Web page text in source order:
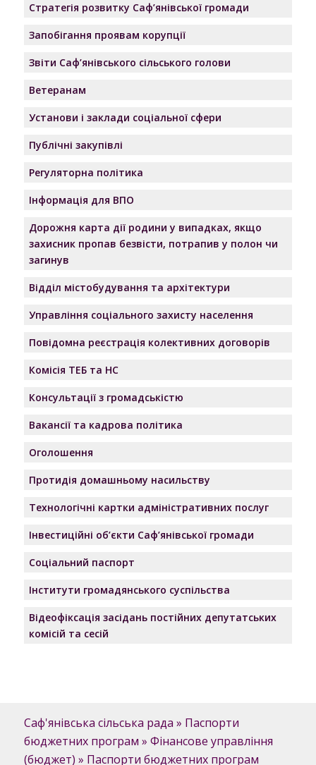
Стратегія розвитку Саф’янівської громади
Запобігання проявам корупції
Звіти Саф’янівського сільського голови
Ветеранам
Установи і заклади соціальної сфери
Публічні закупівлі
Регуляторна політика
Інформація для ВПО
Дорожня карта дії родини у випадках, якщо
захисник пропав безвісти, потрапив у полон чи
загинув
Відділ містобудування та архітектури
Управління соціального захисту населення
Повідомна реєстрація колективних договорів
Комісія ТЕБ та НС
Консультації з громадськістю
Вакансії та кадрова політика
Оголошення
Протидія домашньому насильству
Технологічні картки адміністративних послуг
Інвестиційні об’єкти Саф’янівської громади
Соціальний паспорт
Інститути громадянського суспільства
Відеофіксація засідань постійних депутатських
комісій та сесій
Саф'янівська сільська рада » Паспорти
бюджетних програм » Фінансове управління
(бюджет) » Паспорти бюджетних програм